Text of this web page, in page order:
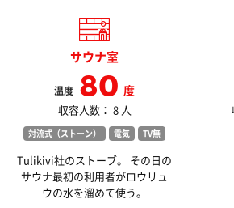
サウナ室
温度 80度
収容人数： 8 人
対流式（ストーン） 電気 TV無
Tulikivi社のストーブ。 その日の
サウナ最初の利用者がロウリュ
ウの水を溜めて使う。